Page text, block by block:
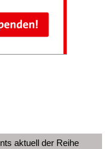
aktuell der Reihe